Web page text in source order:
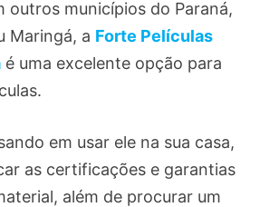
outros municípios do Paraná,
Maringá, a Forte Películas
é uma excelente opção para
em usar ele na sua casa,
as certificações e garantias
além de procurar um